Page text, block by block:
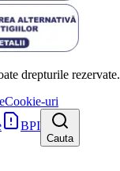
drepturile rezervate.
Cookie-uri
BPI
Cauta